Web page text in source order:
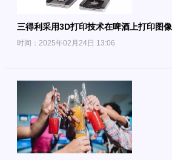
三得利采用3D打印技术在啤酒上打印图像
时间：2025年02月24日 13:06